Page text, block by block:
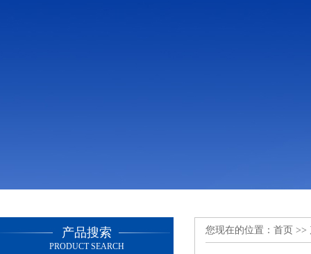
产品搜索
PRODUCT SEARCH
您现在的位置： 首页 >>